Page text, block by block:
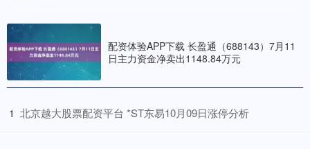
配资体验APP下载 长盈通（688143）7月11
日主力资金净卖出1148.84万元
1 ​北京越大股票配资平台 *ST东易10月09日涨停分析